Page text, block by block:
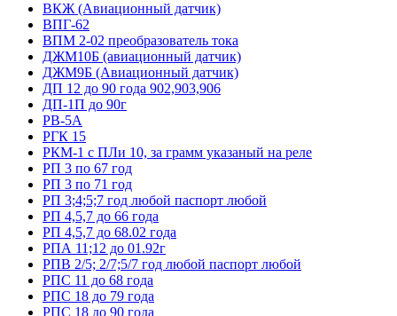
ВКЖ (Авиационный датчик)
ВПГ-62
ВПМ 2-02 преобразователь тока
ДЖМ10Б (авиационный датчик)
ДЖМ9Б (Авиационный датчик)
ДП 12 до 90 года 902,903,906
ДП-1П до 90г
РВ-5А
РГК 15
РКМ-1 с ПЛи 10, за грамм указаный на реле
РП 3 по 67 год
РП 3 по 71 год
РП 3;4;5;7 год любой паспорт любой
РП 4,5,7 до 66 года
РП 4,5,7 до 68.02 года
РПА 11;12 до 01.92г
РПВ 2/5; 2/7;5/7 год любой паспорт любой
РПС 11 до 68 года
РПС 18 до 79 года
РПС 18 до 90 года